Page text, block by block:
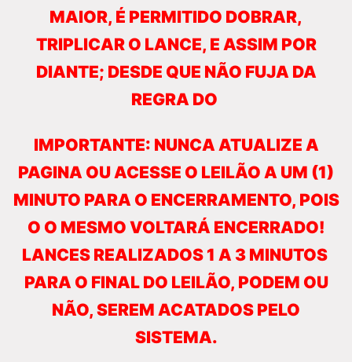
MAIOR, É PERMITIDO DOBRAR,
TRIPLICAR O LANCE, E ASSIM POR
DIANTE; DESDE QUE NÃO FUJA DA
REGRA DO
IMPORTANTE: NUNCA ATUALIZE A
PAGINA OU ACESSE O LEILÃO A UM (1)
MINUTO PARA O ENCERRAMENTO, POIS
O O MESMO VOLTARÁ ENCERRADO!
LANCES REALIZADOS 1 A 3 MINUTOS
PARA O FINAL DO LEILÃO, PODEM OU
NÃO, SEREM ACATADOS PELO
SISTEMA.